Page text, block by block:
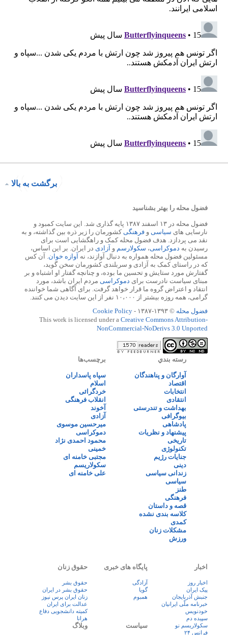
برگشت به بالا
فضول محله را بهتر بشناسید
فضول محله در ۱۳ اسفند ۱۳۸۷ پایه گذاری شد. این سایت کمبود و
نارسایی های سیاسی و فرهنگی کشورمان را زیر ذره بین گذاشته، و به
نقد می پردازد. هدف فضول محله کمک و راهگشایی است برای
رسیدن به دموکراسی، سکولارسم و آزادی در ایران. بر این اساس،
مسئولین فضول محله همواره به دنبال آوازند، نه آوازه خوان . آن کس
که در راستای کمک به آزادی و سربلندی کشورمان سخن گوید،
گفتارش مورد ستایش و تحسین ما بوده، و چنانچه گفتار او اشتباه و بر
مبنای سیاست نادرست برای دموکراسی مردم ایران باشد، مورد
انتقاد و اعتراض گروه ما قرار خواهد گرفت. برای آگاهی شما خواننده
گرامی، همه روزه بیشتر از ۱۰،۰۰۰ نفر از این سایت دیدن می کنند.
فضول محله © ۱۳۹۳-۱۳۸۷ -
Cookie Policy
This work is licensed under a Creative Commons Attribution-
NonCommercial-NoDerivs 3.0 Unported
رسته بندي
آوارگان و پناهندگان
اقتصاد
انتخابات
انتقادی
بهداشت و تندرستی
بیوگرافی
پادشاهی
پیشنهاد و نظریات
تاریخی
تکنولوژی
جنایات رژیم
دینی
زندانی سیاسی
سیاسی
طنز
فرهنگی
قصه و داستان
کلاسه بندی نشده
کمدی
مشکلات زنان
ورزش
برچسب‌ها
سپاه پاسداران
اسلام
خردگرائی
انقلاب فرهنگی
آخوند
آزادی
میرحسین موسوی
دموکراسی
محمود احمدی نژاد
خمینی
مجتبی خامنه ای
سکولاریسم
علی خامنه ای
اخبار
اخبار روز
پيک ايران
جنبش آذربایجان
خبرنامه ملّی ایرانیان
خودنویس
سپیده دم
سکولاریسم نو
فرانس ۲۴
پایگاه های خبری
آزادگی
گویا
همبوم
حقوق زنان
حقوق بشر
حقوق بشر در ایران
زنان ايران پرس نيوز
عدالت برای ایران
کمیته دانشجویی دفاع
هرانا
سیاست وبلاگ